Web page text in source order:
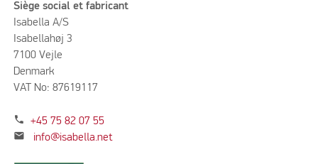
Siège social et fabricant
Isabella A/S
Isabellahøj 3
7100 Vejle
Denmark
VAT No: 87619117
phone +45 75 82 07 55
mail info@isabella.net